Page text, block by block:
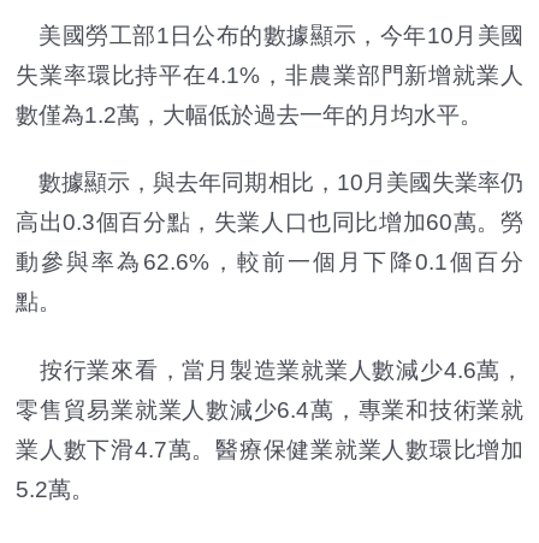
美國勞工部1日公布的數據顯示，今年10月美國
失業率環比持平在4.1%，非農業部門新增就業人
數僅為1.2萬，大幅低於過去一年的月均水平。
數據顯示，與去年同期相比，10月美國失業率仍
高出0.3個百分點，失業人口也同比增加60萬。勞
動參與率為62.6%，較前一個月下降0.1個百分
點。
按行業來看，當月製造業就業人數減少4.6萬，
零售貿易業就業人數減少6.4萬，專業和技術業就
業人數下滑4.7萬。醫療保健業就業人數環比增加
5.2萬。